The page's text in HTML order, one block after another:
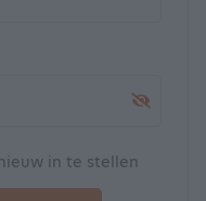
in te stellen